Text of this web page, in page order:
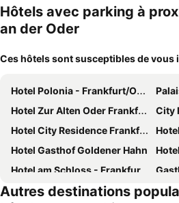
Hôtels avec parking à
an der Oder
Ces hôtels sont susceptibles de vous
Hotel Polonia - Frankfurt/Oder
Hotel Zur Alten Oder Frankfurt-Oder
City
Hotel City Residence Frankfurt-Oder
Hotel Gasthof Goldener Hahn
Hotel am Schloss - Frankfurt an der Oder
Landhotel Pagram-Frankfurt/Oder
Autres destinations